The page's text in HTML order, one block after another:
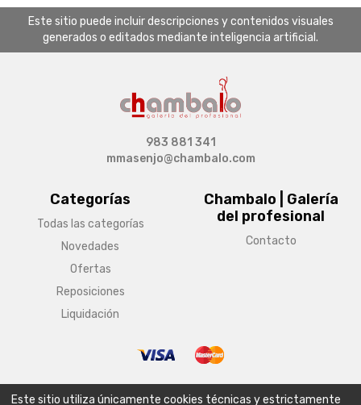
Este sitio puede incluir descripciones y contenidos visuales
generados o editados mediante inteligencia artificial.
Categorías
Todas las categorías
Novedades
Ofertas
Reposiciones
Liquidación
Chambalo | Galería
del profesional
Contacto
983 881 341
mmasenjo@chambalo.com
Este sitio utiliza únicamente cookies técnicas y estrictamente